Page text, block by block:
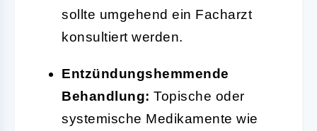
sollte umgehend ein Facharzt
konsultiert werden.
Entzündungshemmende
Behandlung: Topische oder
systemische Medikamente wie